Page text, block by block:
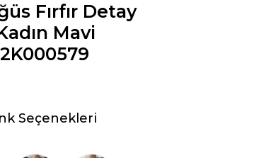
Fırfır Detay
Mavi
Seçenekleri